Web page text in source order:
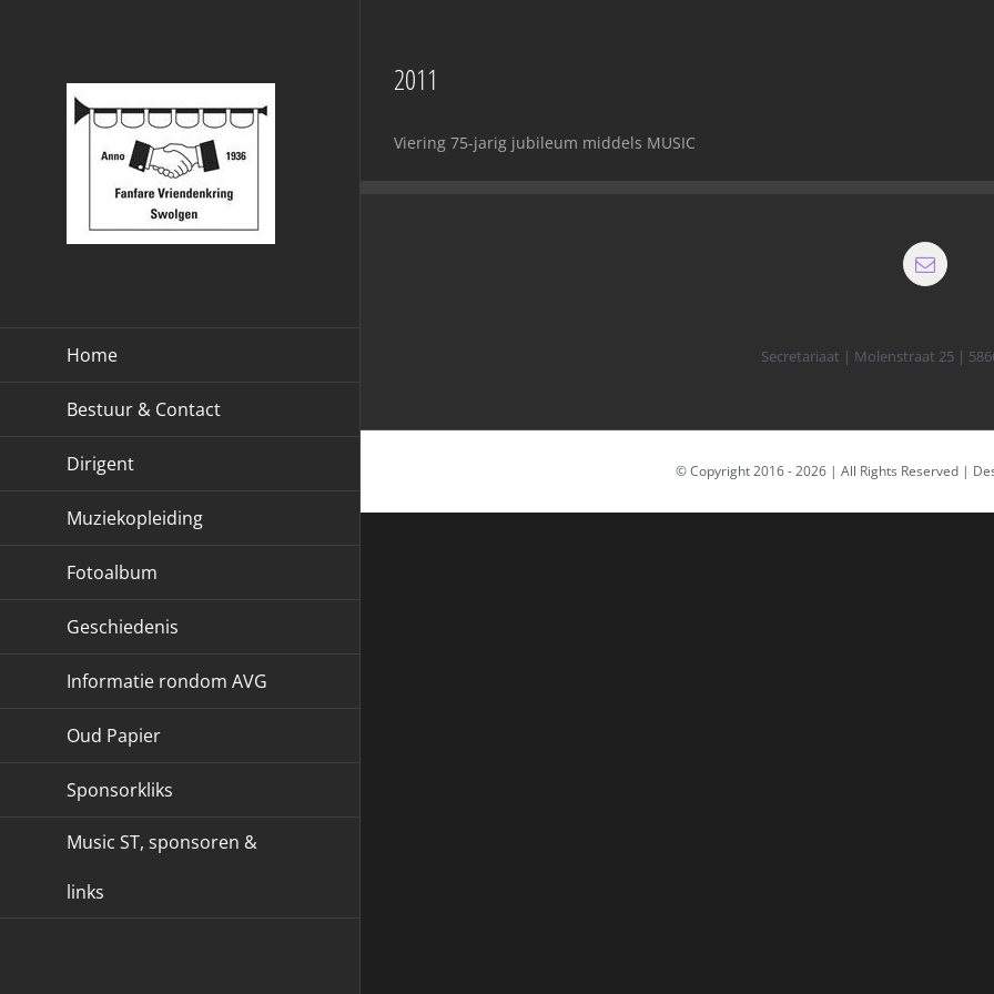
Home
Bestuur & Contact
Dirigent
Muziekopleiding
Fotoalbum
Geschiedenis
Informatie rondom AVG
Oud Papier
Sponsorkliks
Music ST, sponsoren &
links
2011
Viering 75-jarig jubileum middels MUSIC
Secretariaat | Molenstraat 25 |
© Copyright 2016 -2026 | All Rights Reserved |